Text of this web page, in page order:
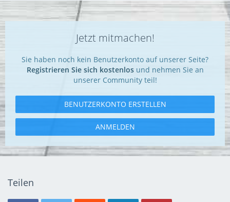
Jetzt mitmachen!
Sie haben noch kein Benutzerkonto auf unserer Seite?
Registrieren Sie sich kostenlosund nehmen Sie an
unserer Community teil!
BENUTZERKONTO ERSTELLEN
ANMELDEN
Teilen